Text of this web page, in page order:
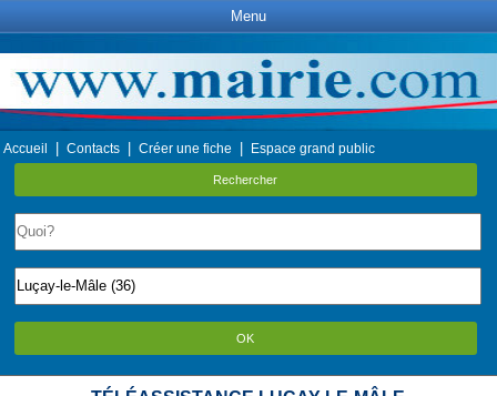
Menu
Accueil Contacts Créer une fiche Espace grand public
Rechercher
OK